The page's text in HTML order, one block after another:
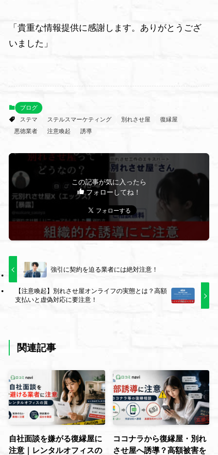
「貴重な情報提供に感謝します。ありがとうござ
いました」
ブログ
ステマ
ステルスマーケティング 別れさせ屋
復縁屋
悪徳業者
注意喚起 誘導
この記事が気に入ったら
フォローしてね！
強引に契約を迫る業者には絶対注意！
【注意喚起】別れさせ屋オンライフの実態とは？高額
支払いと虚偽対応に要注意！
関連記事
自社面談を嫌がる復縁屋に
注意｜レンタルオフィスの
ココナラから復縁屋・別れ
させ屋へ誘導？高額被害を